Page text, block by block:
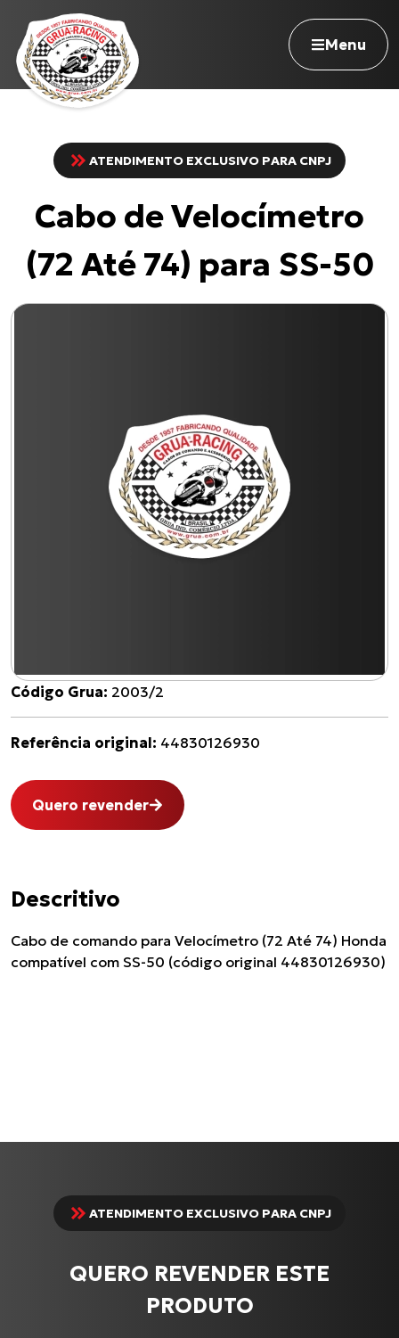
Menu
Navegue pelo site
Nossa história
Atuação
Onde comprar
ATENDIMENTO EXCLUSIVO PARA CNPJ
Cabo de Velocímetro
(72 Até 74) para SS-50
Código Grua: 2003/2
Referência original: 44830126930
Quero revender
Descritivo
Cabo de comando para Velocímetro (72 Até 74) Honda
compatível com SS-50 (código original 44830126930)
ATENDIMENTO EXCLUSIVO PARA CNPJ
QUERO REVENDER ESTE
PRODUTO